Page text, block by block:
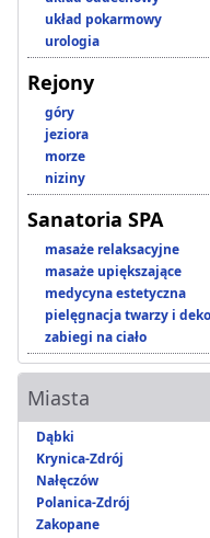
układ pokarmowy
urologia
Rejony
góry
jeziora
morze
niziny
Sanatoria SPA
masaże relaksacyjne
masaże upiększające
medycyna estetyczna
pielęgnacja twarzy i
zabiegi na ciało
Miasta
Dąbki
Krynica-Zdrój
Nałęczów
Polanica-Zdrój
Zakopane